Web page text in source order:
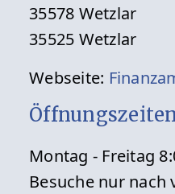
35578 Wetzlar
35525 Wetzlar
Webseite:
Montag - Freitag
Besuche nur nach